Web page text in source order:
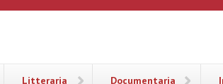
Litteraria Documentaria